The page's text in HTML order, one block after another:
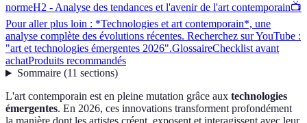
normeH2 - Analyse des tendances et l'avenir de l'art contemporain📺
Pour aller plus loin : *Technologies et art contemporain*, une
analyse complète des évolutions récentes. Recherchez sur YouTube :
"art et technologies émergentes 2026".GlossaireChecklist avant
achatProduits recommandés
Sommaire(11 sections)
L'art contemporain est en pleine mutation grâce aux technologies
émergentes. En 2026, ces innovations transforment profondément